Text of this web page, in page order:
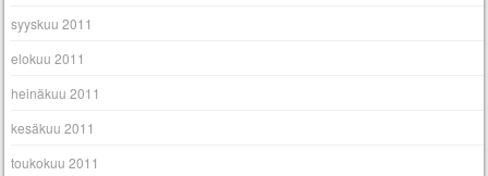
syyskuu 2011
elokuu 2011
heinäkuu 2011
kesäkuu 2011
toukokuu 2011